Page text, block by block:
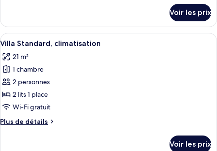
vue
mer
le
type
de
Villa
Premium,
climatisation,
vue
mer
Voir les prix
Afficher
toutes
les
photos
pour
ce
type
chambre :
Une chambre moderne dotée d’une
4
Villa Standard, climatisation
21 m²
1 chambre
2 personnes
2 lits 1 place
Wi-Fi gratuit
Plus de détails
Plus
Voir les prix